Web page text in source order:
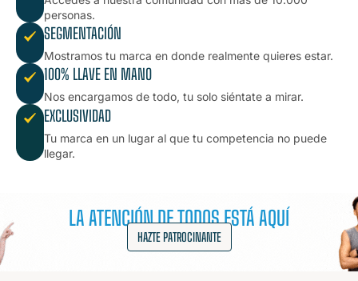
personas.
SEGMENTACIÓN
Mostramos tu marca en donde realmente quieres estar.
100% LLAVE EN MANO
Nos encargamos de todo, tu solo siéntate a mirar.
EXCLUSIVIDAD
Tu marca en un lugar al que tu competencia no puede
llegar.
LA ATENCIÓN DE TODOS ESTÁ AQUÍ
HAZTE PATROCINANTE